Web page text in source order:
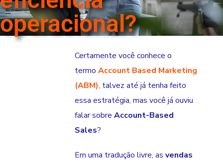
operacional?
Certamente você conhece o
termo Account Based Marketing
(ABM), talvez até já tenha feito
essa estratégia, mas você já ouviu
falar sobre Account-Based
Sales?
Em uma tradução livre, as vendas